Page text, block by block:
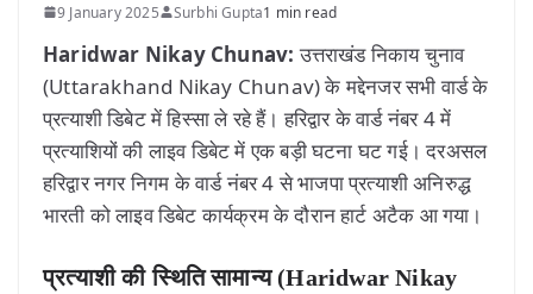
9 January 2025 Surbhi Gupta1 min read
Haridwar Nikay Chunav: उत्तराखंड निकाय चुनाव
(Uttarakhand Nikay Chunav) के मद्देनजर सभी वार्ड के
प्रत्याशी डिबेट में हिस्सा ले रहे हैं। हरिद्वार के वार्ड नंबर 4 में
प्रत्याशियों की लाइव डिबेट में एक बड़ी घटना घट गई। दरअसल
हरिद्वार नगर निगम के वार्ड नंबर 4 से भाजपा प्रत्याशी अनिरुद्ध
भारती को लाइव डिबेट कार्यक्रम के दौरान हार्ट अटैक आ गया।
प्रत्याशी की स्थिति सामान्य(Haridwar Nikay